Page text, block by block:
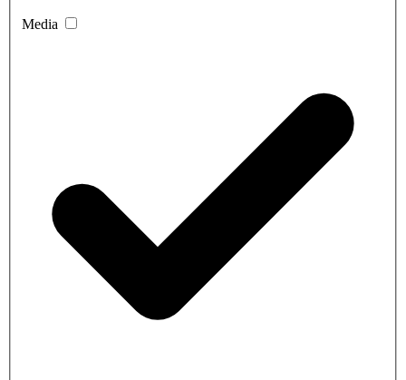
Media